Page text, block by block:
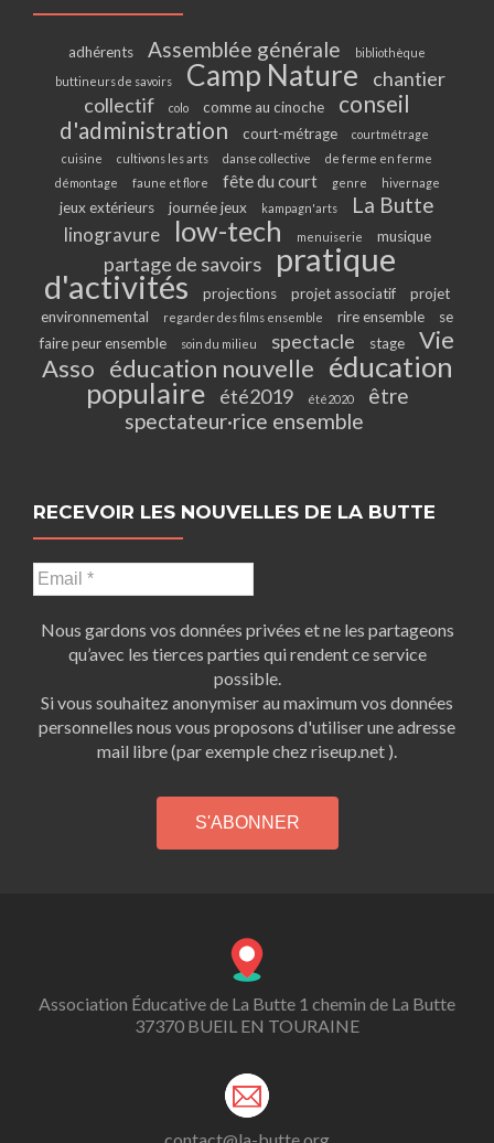
adhérents Assemblée générale
bibliothèque
buttineurs de savoirs
Camp Nature
chantier
collectif
colo comme au cinoche
conseil
d'administration
court-métrage
courtmétrage
cuisine
cultivons les arts danse collective
de ferme en ferme
démontage
faune et flore fête du court genre hivernage
jeux extérieurs journée jeux kampagn'arts La Butte
linogravure low-tech menuiserie musique
partage de savoirs pratique
d'activités projections projet associatif
projet
environnemental
regarder des films ensemble rire ensemble
se
faire peur ensemble
soin du milieu spectacle stage
Vie
Asso éducation nouvelle éducation
populaire
été2019 été2020
être
spectateur·rice ensemble
RECEVOIR LES NOUVELLES DE LA BUTTE
Nous gardons vos données privées et ne les partageons
qu’avec les tierces parties qui rendent ce service
possible.
Si vous souhaitez anonymiser au maximum vos données
personnelles nous vous proposons d'utiliser une adresse
mail libre (par exemple chez riseup.net ).
Association Éducative de La Butte 1 chemin de La Butte
37370 BUEIL EN TOURAINE